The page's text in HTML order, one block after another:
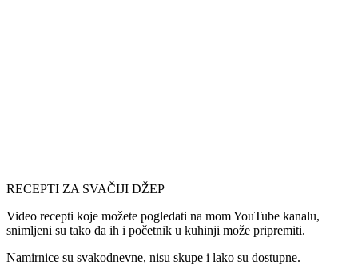
RECEPTI ZA SVAČIJI DŽEP
Video recepti koje možete pogledati na mom YouTube kanalu,
snimljeni su tako da ih i početnik u kuhinji može pripremiti.
Namirnice su svakodnevne, nisu skupe i lako su dostupne.